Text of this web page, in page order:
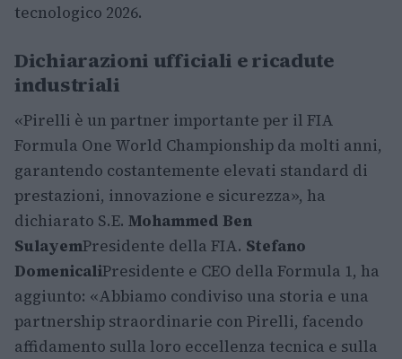
tecnologico 2026.
Dichiarazioni ufficiali e ricadute
industriali
«Pirelli è un partner importante per il FIA
Formula One World Championship da molti anni,
garantendo costantemente elevati standard di
prestazioni, innovazione e sicurezza», ha
dichiarato S.E. Mohammed Ben
SulayemPresidente della FIA. Stefano
DomenicaliPresidente e CEO della Formula 1, ha
aggiunto: «Abbiamo condiviso una storia e una
partnership straordinarie con Pirelli, facendo
affidamento sulla loro eccellenza tecnica e sulla